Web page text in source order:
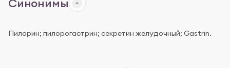
Синонимы
Пилорин; пилорогастрин; секретин желудочный; Gastrin.